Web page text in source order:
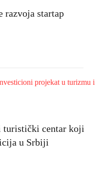
razvoja startap
turistički centar koji
u Srbiji